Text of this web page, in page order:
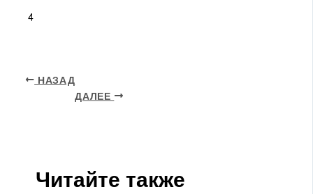
4
НАЗАД
ДАЛЕЕ
Читайте также